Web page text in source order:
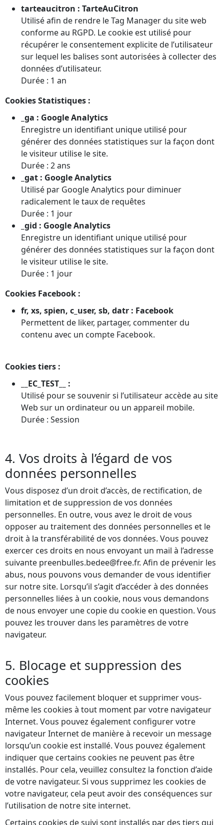
tarteaucitron : TarteAuCitron
Utilisé afin de rendre le Tag Manager du site web
conforme au RGPD. Le cookie est utilisé pour
récupérer le consentement explicite de l’utilisateur
sur lequel les balises sont autorisées à collecter des
données d’utilisateur.
Durée : 1 an
Cookies Statistiques :
_ga : Google Analytics
Enregistre un identifiant unique utilisé pour
générer des données statistiques sur la façon dont
le visiteur utilise le site.
Durée : 2 ans
_gat : Google Analytics
Utilisé par Google Analytics pour diminuer
radicalement le taux de requêtes
Durée : 1 jour
_gid : Google Analytics
Enregistre un identifiant unique utilisé pour
générer des données statistiques sur la façon dont
le visiteur utilise le site.
Durée : 1 jour
Cookies Facebook :
fr, xs, spien, c_user, sb, datr : Facebook
Permettent de liker, partager, commenter du
contenu avec un compte Facebook.
Cookies tiers :
__EC_TEST__ :
Utilisé pour se souvenir si l’utilisateur accède au site
Web sur un ordinateur ou un appareil mobile.
Durée : Session
4. Vos droits à l’égard de vos
données personnelles
Vous disposez d’un droit d’accès, de rectification, de
limitation et de suppression de vos données
personnelles. En outre, vous avez le droit de vous
opposer au traitement des données personnelles et le
droit à la transférabilité de vos données. Vous pouvez
exercer ces droits en nous envoyant un mail à l’adresse
suivante preenbulles.bedee@free.fr. Afin de prévenir les
abus, nous pouvons vous demander de vous identifier
sur notre site. Lorsqu’il s’agit d’accéder à des données
personnelles liées à un cookie, nous vous demandons
de nous envoyer une copie du cookie en question. Vous
pouvez les trouver dans les paramètres de votre
navigateur.
5. Blocage et suppression des
cookies
Vous pouvez facilement bloquer et supprimer vous-
même les cookies à tout moment par votre navigateur
Internet. Vous pouvez également configurer votre
navigateur Internet de manière à recevoir un message
lorsqu’un cookie est installé. Vous pouvez également
indiquer que certains cookies ne peuvent pas être
installés. Pour cela, veuillez consultez la fonction d’aide
de votre navigateur. Si vous supprimez les cookies de
votre navigateur, cela peut avoir des conséquences sur
l’utilisation de notre site internet.
Certains cookies de suivi sont installés par des tiers qui